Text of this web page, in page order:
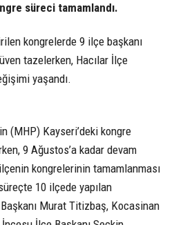
süreci tamamlandı.
kongrelerde 9 ilçe başkanı
tazelerken, Hacılar İlçe
yaşandı.
(MHP) Kayseri’deki kongre
9 Ağustos’a kadar devam
kongrelerinin tamamlanması
10 ilçede yapılan
Murat Titizbaş, Kocasinan